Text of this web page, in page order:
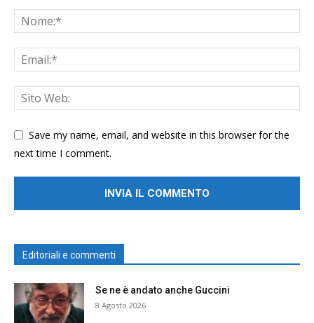
Save my name, email, and website in this browser for the
next time I comment.
Editoriali e commenti
Se ne è andato anche Guccini
8 Agosto 2026